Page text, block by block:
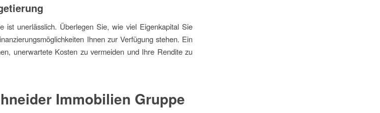
ist unerlässlich. Überlegen Sie, wie viel Eigenkapital Sie
Ihnen zur Verfügung stehen. Ein
unerwartete Kosten zu vermeiden und Ihre Rendite zu
Immobilien Gruppe